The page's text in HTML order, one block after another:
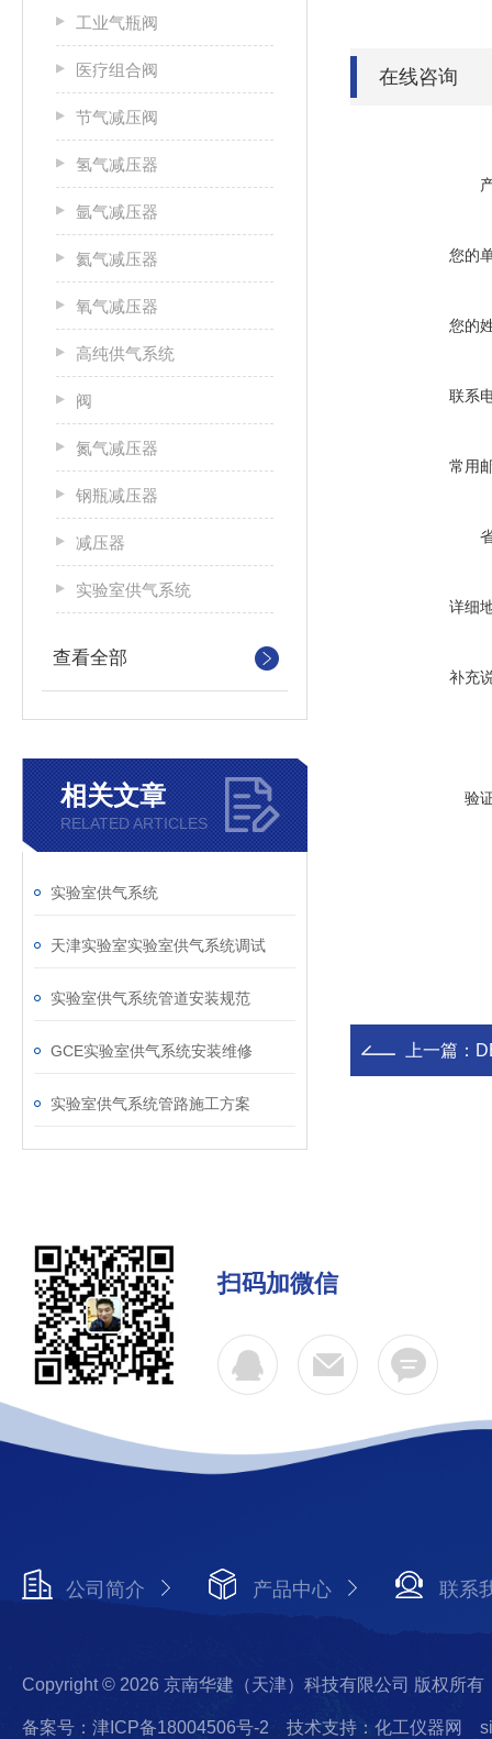
工业气瓶阀
医疗组合阀
节气减压阀
氢气减压器
氩气减压器
氦气减压器
氧气减压器
高纯供气系统
阀
氮气减压器
钢瓶减压器
减压器
实验室供气系统
查看全部
相关文章
RELATED ARTICLES
实验室供气系统
天津实验室实验室供气系统调试
实验室供气系统管道安装规范
GCE实验室供气系统安装维修
实验室供气系统管路施工方案
在线咨询
您的
您的
联系
常用
详细
补充
验
上一篇：
扫码加微信
公司简介 产品中心 联系
Copyright © 2026 京南华建（天津）科技有限公司 版权所有
备案号：津ICP备18004506号-2 技术支持：化工仪器网